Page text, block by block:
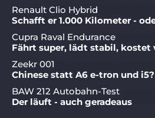
Renault Clio Hybrid
Schafft er 1.000 Kilometer -
Cupra Raval Endurance
Fährt super, lädt stabil, kostet
Zeekr 001
Chinese statt A6 e-tron und i5?
BAW 212 Autobahn-Test
Der läuft - auch geradeaus